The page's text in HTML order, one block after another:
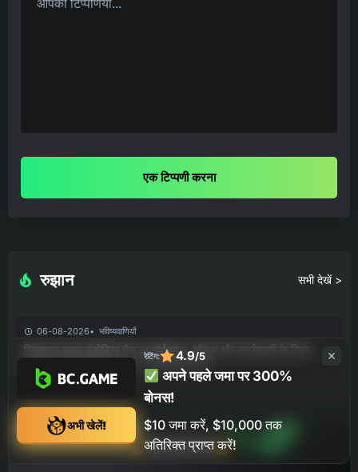
एक टिप्पणी करना
रुझान सभी देखें >
06-08-2026 भविष्यवाणियाँ
वियतनाम बनाम कंबोडिया मैच का पूर्वानुमान, ऑड्स और सट्टेबाजी के टिप्स –
आसियान चैम्पियनशिप ग्रुप ए, 07/08/2026
आज की शर्त
अभी खेलें!
रेटिंग: 4.9/5
अपने पहले जमा पर 300%
बोनस!
$10 जमा करें, $10,000 तक
अतिरिक्त प्राप्त करें!